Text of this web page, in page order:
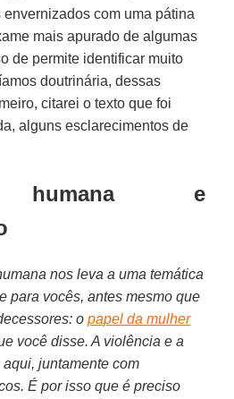
com uma pátina
mais apurado de algumas
de permite identificar muito
doutrinária, dessas
citarei o texto que foi
alguns esclarecimentos de
humana e
nos leva a uma temática
para vocês, antes mesmo que
opapel da mulher
você disse. A violência e a
juntamente com
É por isso que é preciso